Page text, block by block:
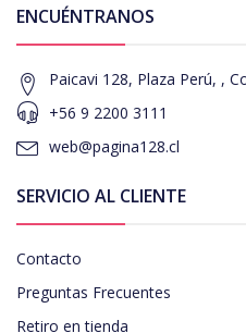
ENCUÉNTRANOS
Paicavi 128, Plaza Perú, ,
+56 9 2200 3111
web@pagina128.cl
SERVICIO AL CLIENTE
Contacto
Preguntas Frecuentes
Retiro en tienda